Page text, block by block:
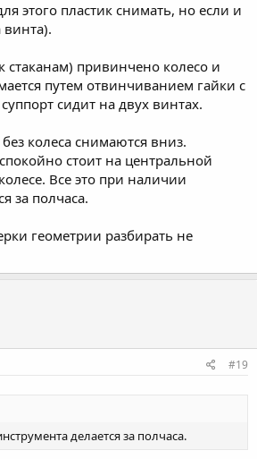
этого пластик снимать, но если и
винта).
стаканам) привинчено колесо и
путем отвинчиванием гайки с
сидит на двух винтах.
колеса снимаются вниз.
стоит на центральной
Все это при наличии
за полчаса.
геометрии разбирать не
#19
делается за полчаса.